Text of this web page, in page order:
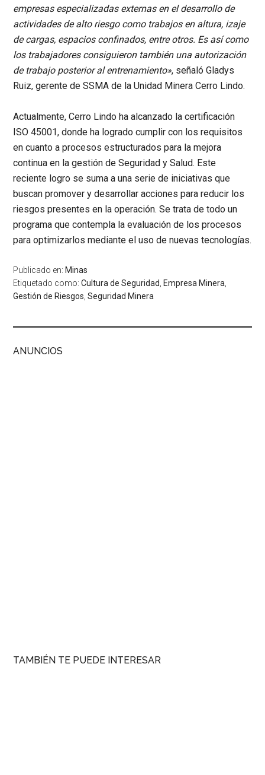
empresas especializadas externas en el desarrollo de
actividades de alto riesgo como trabajos en altura, izaje
de cargas, espacios confinados, entre otros. Es así como
los trabajadores consiguieron también una autorización
de trabajo posterior al entrenamiento», señalóGladys
Ruiz, gerente de SSMA de la Unidad Minera Cerro Lindo.
Actualmente, Cerro Lindo ha alcanzado la certificación
ISO 45001, donde ha logrado cumplir con los requisitos
en cuanto a procesos estructurados para la mejora
continua en la gestión de Seguridad y Salud. Este
reciente logro se suma a una serie de iniciativas que
buscan promover y desarrollar acciones para reducir los
riesgos presentes en la operación. Se trata de todo un
programa que contempla la evaluación de los procesos
para optimizarlos mediante el uso de nuevas tecnologías.
Publicado en: Minas
Etiquetado como:Cultura de Seguridad, Empresa Minera,
Gestión de Riesgos,Seguridad Minera
ANUNCIOS
TAMBIÉN TE PUEDE INTERESAR